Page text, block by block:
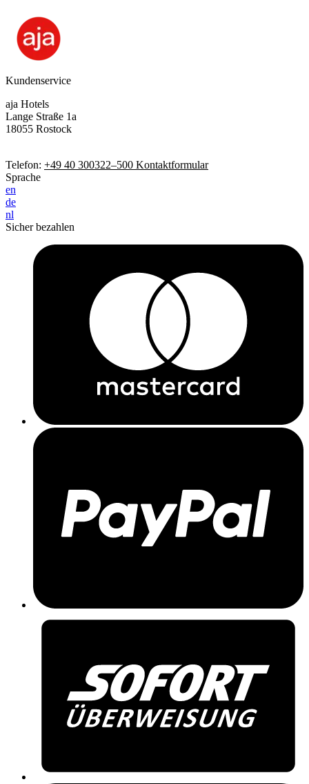
Kundenservice
aja Hotels
Lange Straße 1a
18055 Rostock
Telefon: +49 40 300322–500 Kontaktformular
Sprache
en
de
nl
Sicher bezahlen